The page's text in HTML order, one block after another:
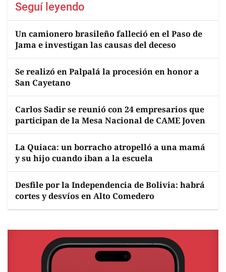
Seguí leyendo
Un camionero brasileño falleció en el Paso de
Jama e investigan las causas del deceso
Se realizó en Palpalá la procesión en honor a
San Cayetano
Carlos Sadir se reunió con 24 empresarios que
participan de la Mesa Nacional de CAME Joven
La Quiaca: un borracho atropelló a una mamá
y su hijo cuando iban a la escuela
Desfile por la Independencia de Bolivia: habrá
cortes y desvíos en Alto Comedero